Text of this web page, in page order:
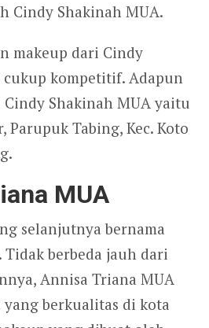
Cindy Shakinah MUA.
makeup dari Cindy
cukup kompetitif. Adapun
Shakinah MUA yaitu
Parupuk Tabing, Kec. Koto
MUA
selanjutnya bernama
berbeda jauh dari
Annisa Triana MUA
berkualitas di kota